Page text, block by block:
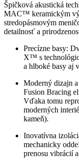
Špičková akustická
MAC™ keramickým
stredopásmovým
detailnosť a
Precízne basy:
X™ s
a hlboké basy aj
Moderný dizajn
Fusion Bracing
Vďaka tomu
moderných
kameň).
Inovatívna
mechanicky
prenosu vibrácií